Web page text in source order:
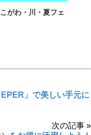
がわ・川・夏フェ
」で美しい手元に
次の記事 »